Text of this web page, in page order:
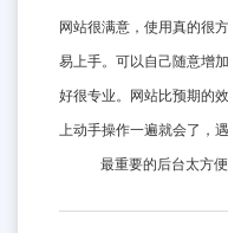
网站很满意，使用真的很
易上手。可以自己随意增
好很专业。网站比预期的
上动手操作一遍就会了，
最重要的后台太方